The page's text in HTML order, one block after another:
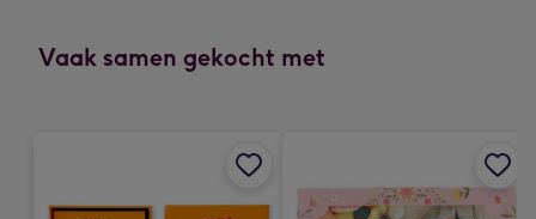
mm
onuitwisbare
Vaak samen gekocht met